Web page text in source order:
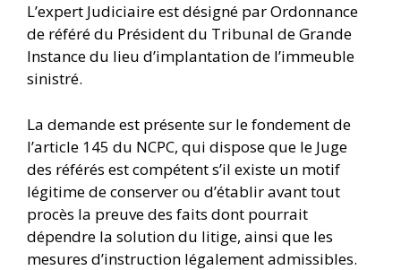
L’expert Judiciaire est désigné par Ordonnance
de référé du Président du Tribunal de Grande
Instance du lieu d’implantation de l’immeuble
sinistré.
La demande est présente sur le fondement de
l’article 145 du NCPC, qui dispose que le Juge
des référés est compétent s’il existe un motif
légitime de conserver ou d’établir avant tout
procès la preuve des faits dont pourrait
dépendre la solution du litige, ainsi que les
mesures d’instruction légalement admissibles.